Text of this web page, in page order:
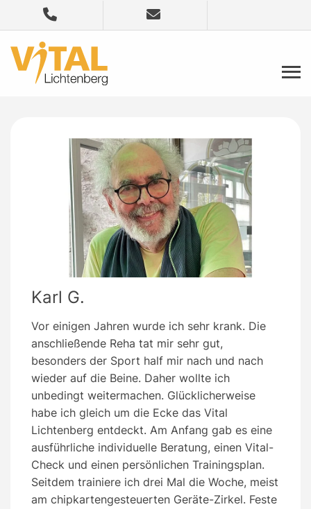
Karl G.
Vor einigen Jahren wurde ich sehr krank. Die
anschließende Reha tat mir sehr gut,
besonders der Sport half mir nach und nach
wieder auf die Beine. Daher wollte ich
unbedingt weitermachen. Glücklicherweise
habe ich gleich um die Ecke das Vital
Lichtenberg entdeckt. Am Anfang gab es eine
ausführliche individuelle Beratung, einen Vital-
Check und einen persönlichen Trainingsplan.
Seitdem trainiere ich drei Mal die Woche, meist
am chipkartengesteuerten Geräte-Zirkel. Feste